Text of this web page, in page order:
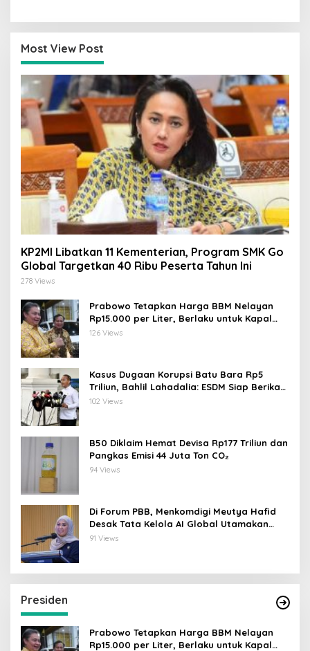
Most View Post
KP2MI Libatkan 11 Kementerian, Program SMK Go
Global Targetkan 40 Ribu Peserta Tahun Ini
278 Views
Prabowo Tetapkan Harga BBM Nelayan
Rp15.000 per Liter, Berlaku untuk Kapal
30-200 GT
126 Views
Kasus Dugaan Korupsi Batu Bara Rp5
Triliun, Bahlil Lahadalia: ESDM Siap Berikan
Data
102 Views
B50 Diklaim Hemat Devisa Rp177 Triliun dan
Pangkas Emisi 44 Juta Ton CO₂
94 Views
Di Forum PBB, Menkomdigi Meutya Hafid
Desak Tata Kelola AI Global Utamakan
Perlindungan Anak
91 Views
Presiden
Prabowo Tetapkan Harga BBM Nelayan
Rp15.000 per Liter, Berlaku untuk Kapal